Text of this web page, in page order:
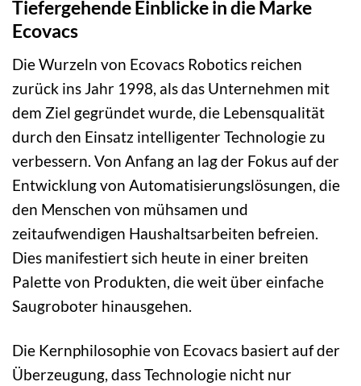
Tiefergehende Einblicke in die Marke
Ecovacs
Die Wurzeln von Ecovacs Robotics reichen
zurück ins Jahr 1998, als das Unternehmen mit
dem Ziel gegründet wurde, die Lebensqualität
durch den Einsatz intelligenter Technologie zu
verbessern. Von Anfang an lag der Fokus auf der
Entwicklung von Automatisierungslösungen, die
den Menschen von mühsamen und
zeitaufwendigen Haushaltsarbeiten befreien.
Dies manifestiert sich heute in einer breiten
Palette von Produkten, die weit über einfache
Saugroboter hinausgehen.
Die Kernphilosophie von Ecovacs basiert auf der
Überzeugung, dass Technologie nicht nur